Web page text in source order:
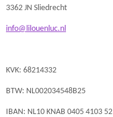
3362 JN Sliedrecht
info@lilouenluc.nl
KVK: 68214332
BTW: NL002034548B25
IBAN: NL10 KNAB 0405 4103 52